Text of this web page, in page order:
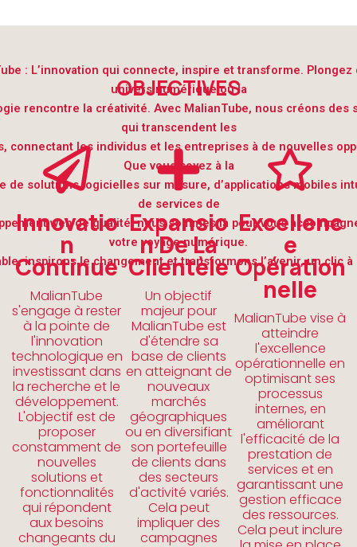
OBJECTIVES
: L’innovation qui connecte, inspire et transforme. Plongez
univers numérique où la
rencontre la créativité. Avec MalianTube, nous créons des
qui transcendent les
connectant les individus et les entreprises à de nouvelles
Que vous soyez à la
de solutions logicielles sur mesure, d’applications mobiles
de services de
web de qualité, nous sommes là pour vous
votre voyage numérique.
inspirons le changement et transformons l’avenir, un clic à
Innovatio
N
Continue
MalianTube
s'engage à rester
à la pointe de
l'innovation
technologique en
investissant dans
la recherche et le
développement.
L'objectif est de
proposer
constamment de
nouvelles
solutions et
fonctionnalités
qui répondent
aux besoins
changeants du
Expansio
N De La
Clientèle
Un objectif
majeur pour
MalianTube est
d'étendre sa
base de clients
en atteignant de
nouveaux
marchés
géographiques
ou en diversifiant
son portefeuille
de clients dans
des secteurs
d'activité variés.
Cela peut
impliquer des
campagnes
Excellenc
E
Opération
Nelle
MalianTube vise à
atteindre
l'excellence
opérationnelle en
optimisant ses
processus
internes, en
améliorant
l'efficacité de la
prestation de
services et en
garantissant une
gestion efficace
des ressources.
Cela peut inclure